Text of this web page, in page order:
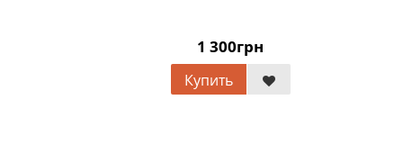
1 300грн
Купить